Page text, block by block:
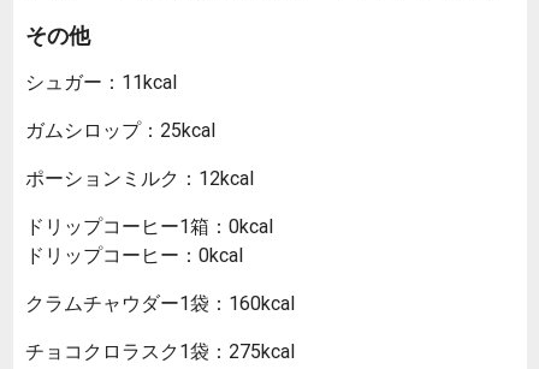
その他
シュガー：11kcal
ガムシロップ：25kcal
ポーションミルク：12kcal
ドリップコーヒー1箱：0kcal
ドリップコーヒー：0kcal
クラムチャウダー1袋：160kcal
チョコクロラスク1袋：275kcal